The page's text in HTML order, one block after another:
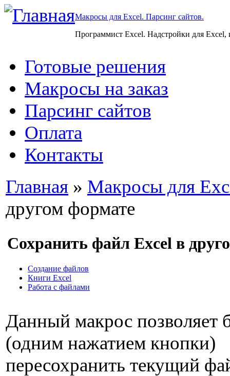
Макросы для Excel. Парсинг сайтов.
Программист Excel. Надстройки для Excel,
Готовые решения
Макросы на заказ
Парсинг сайтов
Оплата
Контакты
Главная » Макросы для
другом формате
Сохранить файл Excel в
Создание файлов
Книги Excel
Работа с файлами
Данный макрос позволяет
(одним нажатием кнопки)
пересохранить текущий